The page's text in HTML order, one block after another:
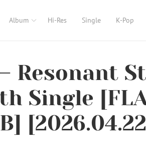
Album Hi-Res Single K-Pop
Resonant
Single